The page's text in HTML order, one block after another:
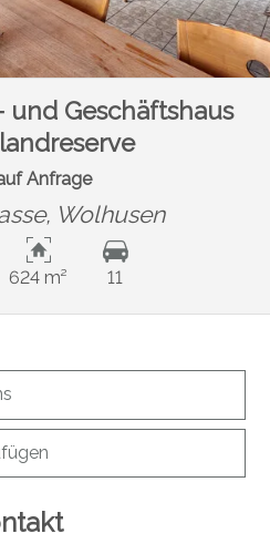
und Geschäftshaus
Anfrage
Wolhusen
624 m² 11